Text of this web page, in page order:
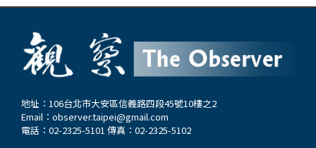
是政治選舉固票思維，那什麼才是呢？ 台灣自後
李登輝時代便開始寅吃卯糧，消耗蔣經國與孫運璿
先生十大建設與世界外匯存底第一的經濟奇蹟老
趕上，更位居亞洲四小龍之末。解決台灣當前的經
濟困境，不是蔡政府調高標準扣除額與薪資特別扣
除額，納稅人一年少繳3,000元的所得稅，就能解
地址：106台北市大安區信義路四段45號10樓之2
Email： observer.taipei@gmail.com
電話：02-2325-5101 傳真：02-2325-5102